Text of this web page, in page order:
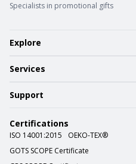
Specialists in promotional gifts
Explore
Services
Support
Certifications
ISO 14001:2015
OEKO-TEX®
GOTS SCOPE Certificate